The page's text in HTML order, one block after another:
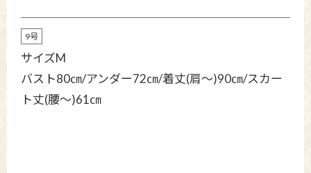
9号
サイズM
バスト80㎝/アンダー72㎝/着丈(肩～)90㎝/スカー
ト丈(腰～)61㎝